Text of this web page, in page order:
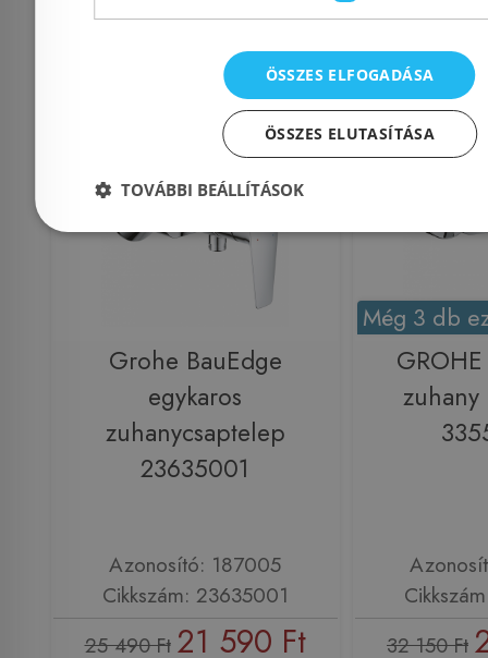
-15%
Grohe BauEdge
egykaros
zuhanycsaptelep
23635001
Azonosító: 187005
Cikkszám: 23635001
25 490 Ft 21 590 Ft
Raktáron
Még 3 db
32 150 Ft
ÖSSZES ELFOGADÁSA
ÖSSZES ELUTASÍTÁSA
TOVÁBBI BEÁLLÍTÁSOK